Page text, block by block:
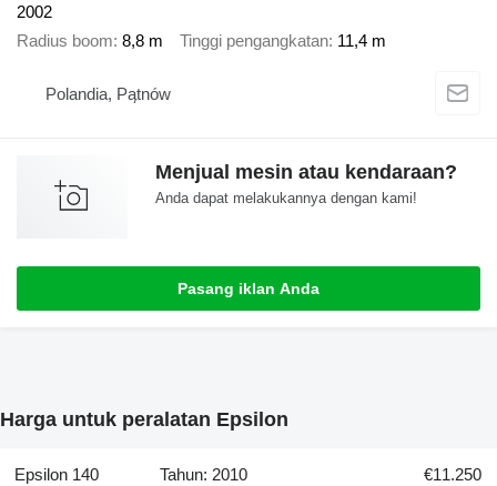
2002
Radius boom 8,8 m Tinggi pengangkatan 11,4 m
Polandia, Pątnów
Menjual mesin atau kendaraan?
Anda dapat melakukannya dengan kami!
Pasang iklan Anda
Harga untuk peralatan Epsilon
Epsilon 140 Tahun: 2010 €11.250